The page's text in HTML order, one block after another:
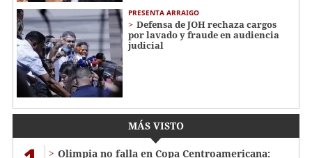
PRESENTA ARRAIGO
Defensa de JOH rechaza cargos
por lavado y fraude en audiencia
judicial
MÁS VISTO
Olimpia no falla en Copa Centroamericana: